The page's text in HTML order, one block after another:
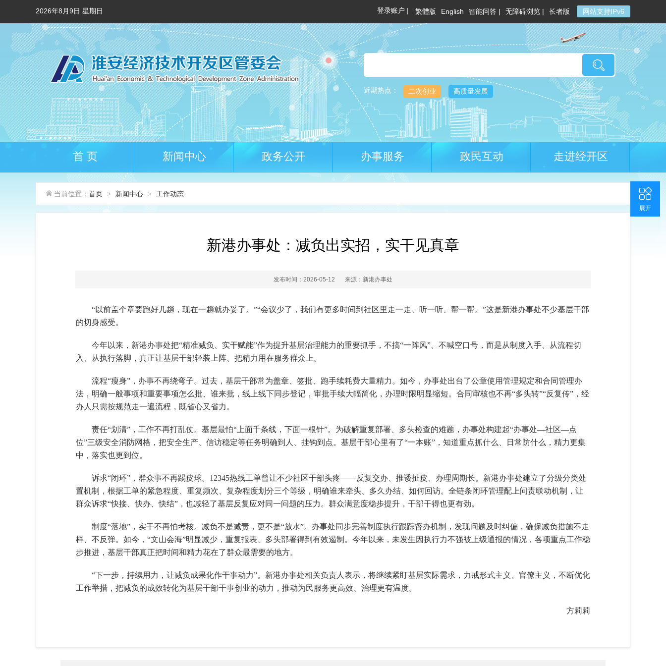
2026年8月9日 星期日 繁體版 English 智能问答 | 无障碍浏览 | 长者版 网站支持IPv6
近期热点： 二次创业 高质量发展
首 页 新闻中心 政务公开 办事服务 政民互动 走进经开区
当前位置： 首页 > 新闻中心 > 工作动态
新港办事处：减负出实招，实干见真章
发布时间：2026-05-12 来源：新港办事处
“以前盖个章要跑好几趟，现在一趟就办妥了。”“会议少了，我们有更多时间到社区里走一走、听一听、帮一帮。”这是新港办事处不少基层干部
的切身感受。
今年以来，新港办事处把“精准减负、实干赋能”作为提升基层治理能力的重要抓手，不搞“一阵风”、不喊空口号，而是从制度入手、从流程切
入、从执行落脚，真正让基层干部轻装上阵、把精力用在服务群众上。
流程“瘦身”，办事不再绕弯子。过去，基层干部常为盖章、签批、跑手续耗费大量精力。如今，办事处出台了公章使用管理规定和合同管理办
法，明确一般事项和重要事项怎么批、谁来批，线上线下同步登记，审批手续大幅简化，办理时限明显缩短。合同审核也不再“多头转”“反复传”，经
办人只需按规范走一遍流程，既省心又省力。
责任“划清”，工作不再打乱仗。基层最怕“上面千条线，下面一根针”。为破解重复部署、多头检查的难题，办事处构建起“办事处—社区—点
位”三级安全消防网格，把安全生产、信访稳定等任务明确到人、挂钩到点。基层干部心里有了“一本账”，知道重点抓什么、日常防什么，精力更集
中，落实也更到位。
诉求“闭环”，群众事不再踢皮球。12345热线工单曾让不少社区干部头疼——反复交办、推诿扯皮、办理周期长。新港办事处建立了分级分类处
置机制，根据工单的紧急程度、重复频次、复杂程度划分三个等级，明确谁来牵头、多久办结、如何回访。全链条闭环管理配上问责联动机制，让
群众诉求“快接、快办、快结”，也减轻了基层反复应对同一问题的压力。群众满意度稳步提升，干部干得也更有劲。
制度“落地”，实干不再怕考核。减负不是减责，更不是“放水”。办事处同步完善制度执行跟踪督办机制，发现问题及时纠偏，确保减负措施不走
样、不反弹。如今，“文山会海”明显减少，重复报表、多头部署得到有效遏制。今年以来，未发生因执行力不强被上级通报的情况，各项重点工作稳
步推进，基层干部真正把时间和精力花在了群众最需要的地方。
“下一步，持续用力，让减负成果化作干事动力”。新港办事处相关负责人表示，将继续紧盯基层实际需求，力戒形式主义、官僚主义，不断优化
工作举措，把减负的成效转化为基层干部干事创业的动力，推动为民服务更高效、治理更有温度。
方莉莉
联系我们
官方微博
返回顶部
收起
展开